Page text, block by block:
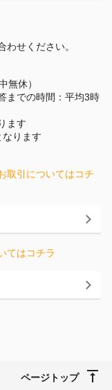
せください。
無休）
までの時間：平均3時
ます
ります
取引についてはコチ
てはコチラ
ページトップ